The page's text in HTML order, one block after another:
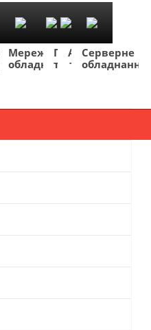
Мережеве
обладнання
Побутова
техніка
TV
та
Фото
та
Авто
та
Серверне
обладнання